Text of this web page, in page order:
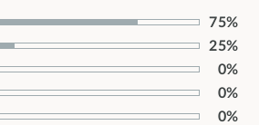
75%
25%
0%
0%
0%